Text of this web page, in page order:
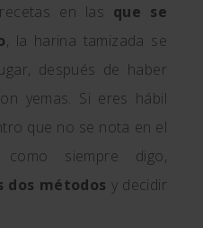
en las que se
, la harina tamizada se
después de haber
yemas. Si eres hábil
que no se nota en el
como siempre digo,
dos métodos y decidir